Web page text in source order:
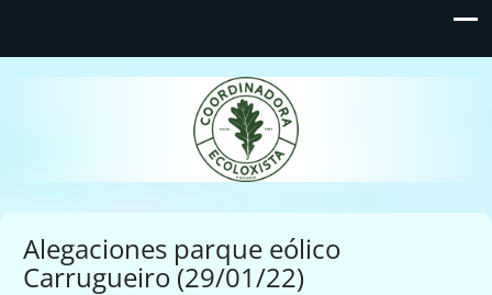
Coordinadora Ecoloxista
d'Asturies
Alegaciones parque eólico
Carrugueiro (29/01/22)